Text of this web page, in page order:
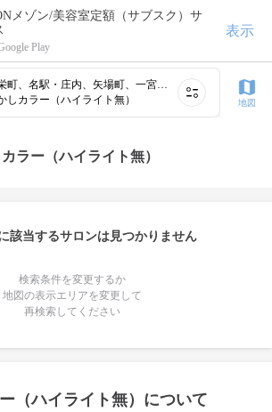
メゾン/美容室定額（サブスク）サ
Play
表示
栄・新栄町、名駅・庄内、矢場町、一宮・稲沢・清洲、黒川・平安通・大曽根周辺、春日井・尾張旭・守山・瀬戸・高蔵寺、守山周辺、小牧、中村公園・高畑・あおなみ線、大須・金山⋯
しカラー（ハイライト無）
地図
ラー（ハイライト無）
該当するサロンは見つかりません
検索条件を変更するか
地図の表示エリアを変更して
再検索してください
（ハイライト無）について